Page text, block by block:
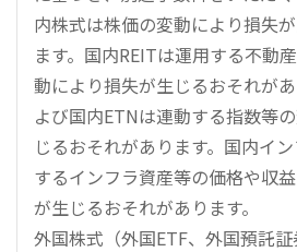
内株式は株価の変動により損失
ます。国内REITは運用する不動
動により損失が生じるおそれが
よび国内ETNは連動する指数等
じるおそれがあります。国内イ
するインフラ資産等の価格や収
が生じるおそれがあります。
外国株式（外国ETF、外国預託